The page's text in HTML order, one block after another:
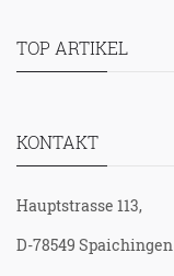
TOP ARTIKEL
KONTAKT
Hauptstrasse 113,
D-78549 Spaichingen